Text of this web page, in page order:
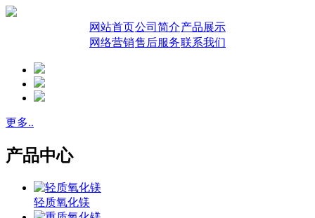
网站首页公司简介产品展示
网络营销售后服务联系我们
更多..
产品中心
轻质氧化镁